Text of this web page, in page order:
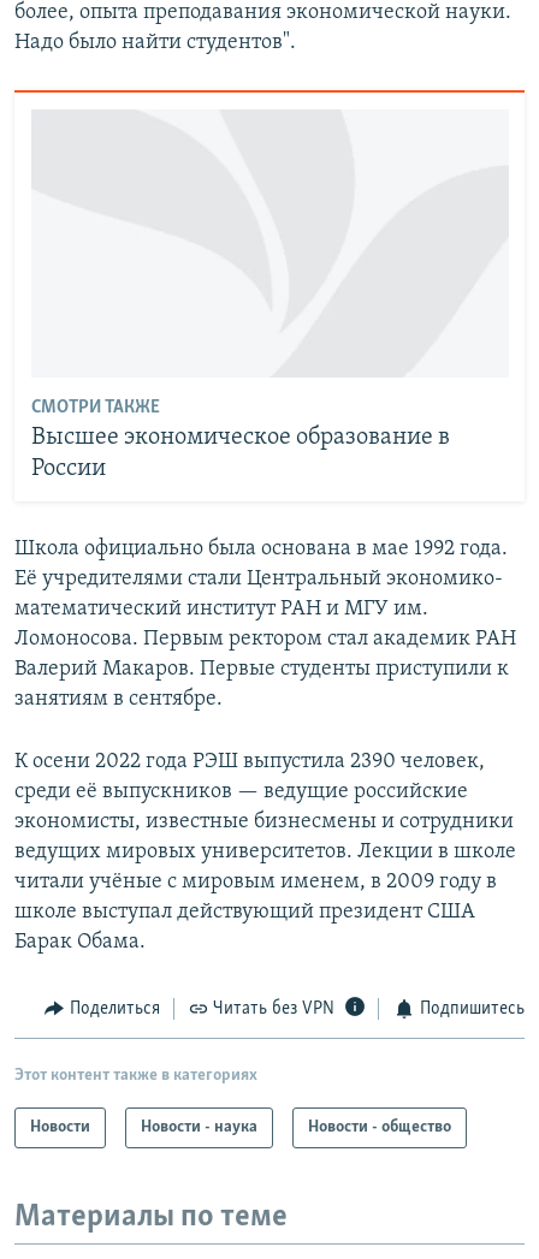
более, опыта преподавания экономической науки.
Надо было найти студентов".
СМОТРИ ТАКЖЕ
Высшее экономическое образование в
России
Школа официально была основана в мае 1992 года.
Её учредителями стали Центральный экономико-
математический институт РАН и МГУ им.
Ломоносова. Первым ректором стал академик РАН
Валерий Макаров. Первые студенты приступили к
занятиям в сентябре.
К осени 2022 года РЭШ выпустила 2390 человек,
среди её выпускников — ведущие российские
экономисты, известные бизнесмены и сотрудники
ведущих мировых университетов. Лекции в школе
читали учёные с мировым именем, в 2009 году в
школе выступал действующий президент США
Барак Обама.
Поделиться Читать без VPN Подпишитесь
Этот контент также в категориях
Новости Новости - наука Новости - общество
Материалы по теме